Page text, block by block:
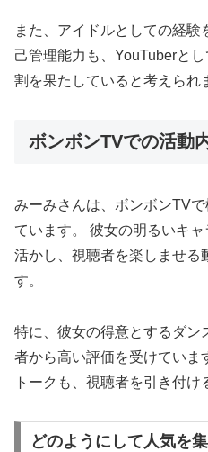
また、アイドルとしての経
己管理能力も、YouTuberと
割を果たしていると考えられ
ボンボンTVでの活動
みーみさんは、ボンボンTV
ています。 彼女の明るいキ
活かし、視聴者を楽しませる
す。
特に、彼女の得意とするダン
者から高い評価を受けていま
トークも、視聴者を引き付け
どのようにして人気を